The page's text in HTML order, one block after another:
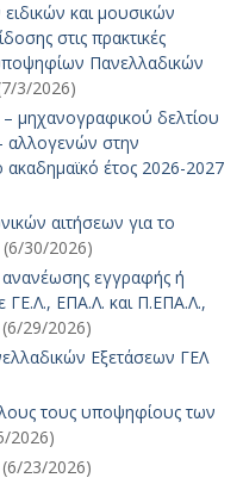
και μουσικών
στις πρακτικές
Πανελλαδικών
3/2026)
μηχανογραφικού δελτίου
αλλογενών στην
ακαδημαϊκό έτος 2026-2027
αιτήσεων για το
(6/30/2026)
ανανέωσης εγγραφής ή
ΓΕ.Λ., ΕΠΑ.Λ. και Π.ΕΠΑ.Λ.,
(6/29/2026)
Εξετάσεων ΓΕΛ
τους υποψηφίους των
2026)
(6/23/2026)